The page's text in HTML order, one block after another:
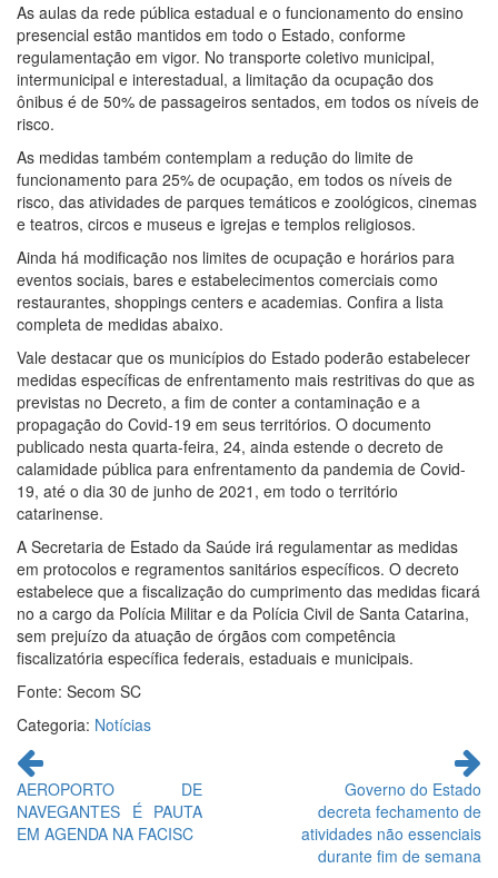
As aulas da rede pública estadual e o funcionamento do ensino
presencial estão mantidos em todo o Estado, conforme
regulamentação em vigor. No transporte coletivo municipal,
intermunicipal e interestadual, a limitação da ocupação dos
ônibus é de 50% de passageiros sentados, em todos os níveis de
risco.
As medidas também contemplam a redução do limite de
funcionamento para 25% de ocupação, em todos os níveis de
risco, das atividades de parques temáticos e zoológicos, cinemas
e teatros, circos e museus e igrejas e templos religiosos.
Ainda há modificação nos limites de ocupação e horários para
eventos sociais, bares e estabelecimentos comerciais como
restaurantes, shoppings centers e academias. Confira a lista
completa de medidas abaixo.
Vale destacar que os municípios do Estado poderão estabelecer
medidas específicas de enfrentamento mais restritivas do que as
previstas no Decreto, a fim de conter a contaminação e a
propagação do Covid-19 em seus territórios. O documento
publicado nesta quarta-feira, 24, ainda estende o decreto de
calamidade pública para enfrentamento da pandemia de Covid-
19, até o dia 30 de junho de 2021, em todo o território
catarinense.
A Secretaria de Estado da Saúde irá regulamentar as medidas
em protocolos e regramentos sanitários específicos. O decreto
estabelece que a fiscalização do cumprimento das medidas ficará
no a cargo da Polícia Militar e da Polícia Civil de Santa Catarina,
sem prejuízo da atuação de órgãos com competência
fiscalizatória específica federais, estaduais e municipais.
Fonte: Secom SC
Categoria: Notícias
Continue
lendo
AEROPORTO DE
NAVEGANTES É PAUTA
EM AGENDA NA FACISC
Governo do Estado
decreta fechamento de
atividades não essenciais
durante fim de semana